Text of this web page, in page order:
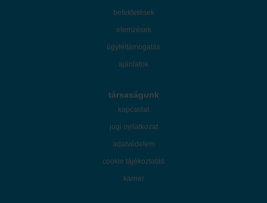
befektetések
elemzések
ügyféltámogatás
ajánlatok
társaságunk
kapcsolat
jogi nyilatkozat
adatvédelem
cookie tájékoztatás
karrier